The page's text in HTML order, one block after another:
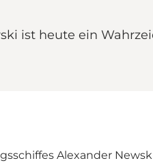
ist heute ein
Alexander